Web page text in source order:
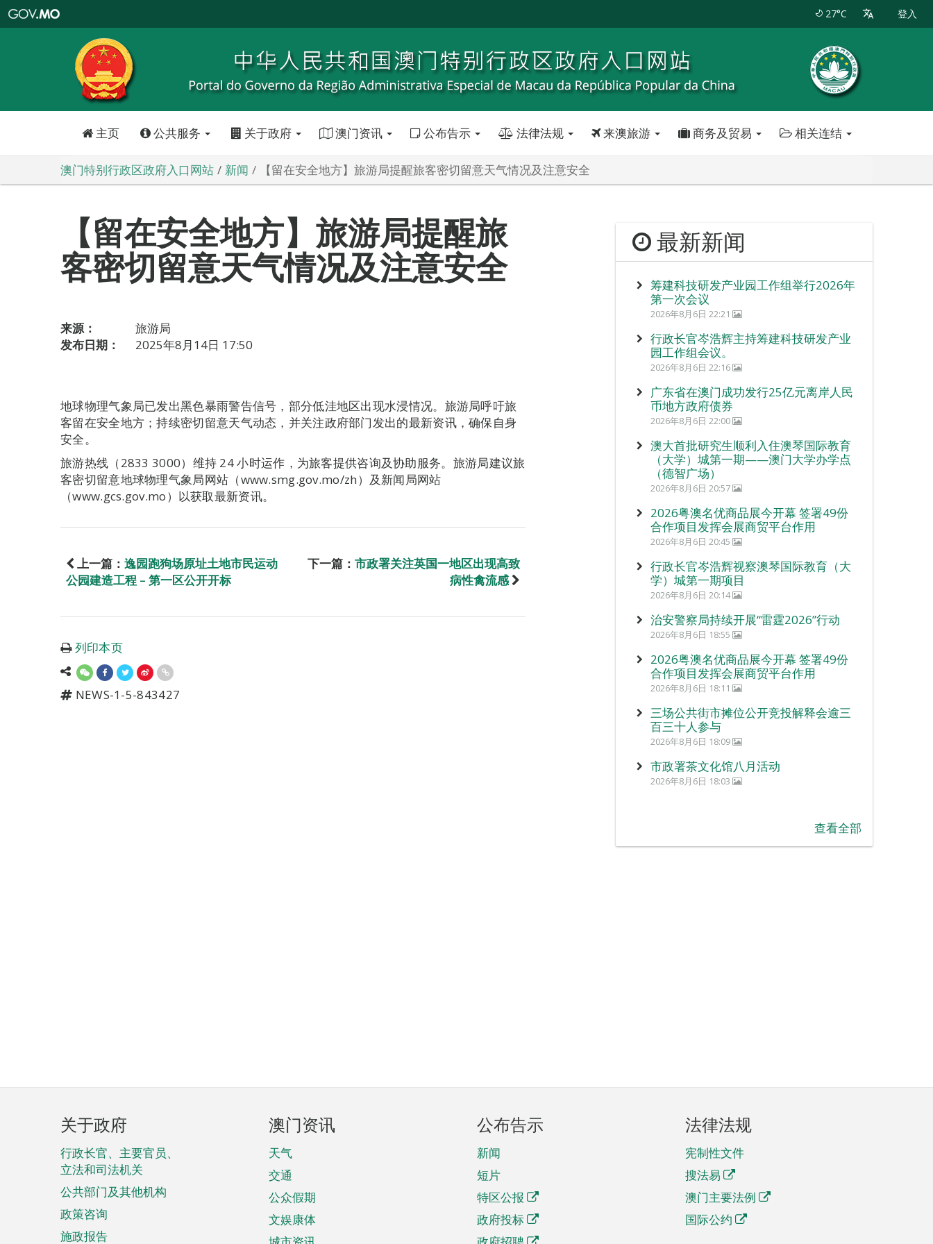
特
政
区
政
口
27°C 登入
主页 公共服务 关于政府 澳门资讯 公布告示 法律法规 来澳旅游 商务及贸易 相关连结
澳门特别行政区政府入口网站 新闻 【留在安全地方】旅游局提醒旅客密切留意天气情况及注意安全
【留在安全地方】旅游局提醒旅
客密切留意天气情况及注意安全
来源：
旅游局
发布日期：
2025年8月14日 17:50
地球物理气象局已发出黑色暴雨警告信号，部分低洼地区出现水浸情况。旅游局呼吁旅
客留在安全地方；持续密切留意天气动态，并关注政府部门发出的最新资讯，确保自身
安全。
旅游热线（2833 3000）维持 24 小时运作，为旅客提供咨询及协助服务。旅游局建议旅
客密切留意地球物理气象局网站（www.smg.gov.mo/zh）及新闻局网站
（www.gcs.gov.mo）以获取最新资讯。
上一篇： 逸园跑狗场原址土地市民运动
公园建造工程 – 第一区公开开标
下一篇： 市政署关注英国一地区出现高致
病性禽流感
列印本页
NEWS-1-5-843427
最新新闻
筹建科技研发产业园工作组举行2026年
第一次会议
2026年8月6日 22:21
行政长官岑浩辉主持筹建科技研发产业
园工作组会议。
2026年8月6日 22:16
广东省在澳门成功发行25亿元离岸人民
币地方政府债券
2026年8月6日 22:00
澳大首批研究生顺利入住澳琴国际教育
（大学）城第一期——澳门大学办学点
（德智广场）
2026年8月6日 20:57
2026粤澳名优商品展今开幕 签署49份
合作项目发挥会展商贸平台作用
2026年8月6日 20:45
行政长官岑浩辉视察澳琴国际教育（大
学）城第一期项目
2026年8月6日 20:14
治安警察局持续开展“雷霆2026”行动
2026年8月6日 18:55
2026粤澳名优商品展今开幕 签署49份
合作项目发挥会展商贸平台作用
2026年8月6日 18:11
三场公共街市摊位公开竞投解释会逾三
百三十人参与
2026年8月6日 18:09
市政署茶文化馆八月活动
2026年8月6日 18:03
查看全部
页
脚
菜
单
关于政府
行政长官、主要官员、
立法和司法机关
公共部门及其他机构
政策咨询
施政报告
澳门资讯
天气
交通
公众假期
文娱康体
公布告示
新闻
短片
特区公报
政府投标
法律法规
宪制性文件
搜法易
澳门主要法例
国际公约